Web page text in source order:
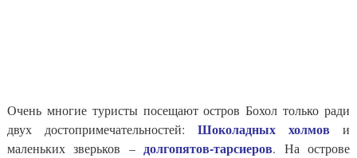
Очень многие туристы посещают остров Бохол только ради
двух достопримечательностей: Шоколадных холмов и
маленьких зверьков – долгопятов-тарсиеров. На острове